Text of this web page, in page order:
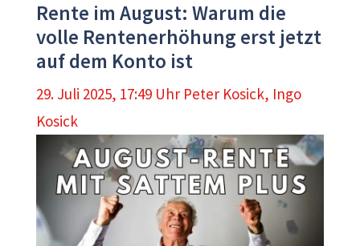
Rente im August: Warum die
volle Rentenerhöhung erst jetzt
auf dem Konto ist
29. Juli 2025, 17:49 Uhr Peter Kosick, Ingo
Kosick